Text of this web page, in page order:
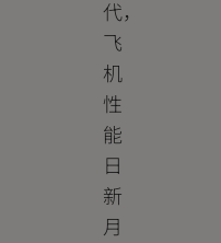
代，
飞
机
性
能
日
新
月